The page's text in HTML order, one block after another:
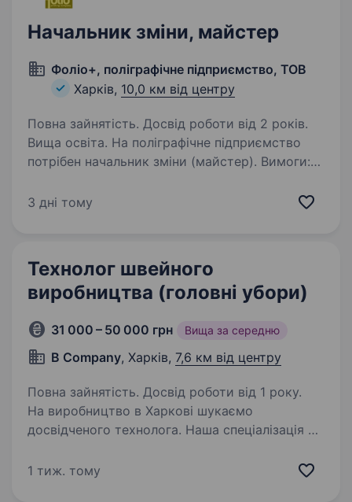
Начальник зміни, майстер
Фоліо+, поліграфічне підприємство, ТОВ
Харків, 10,0 км від центру
Повна зайнятість. Досвід роботи від 2 років.
Вища освіта. На поліграфічне підприємство
потрібен начальник зміни (майстер). Вимоги:
поліграфія). Досвіт роботи на виробництві
3 дні тому
Технолог швейного
виробництва (головні убори)
31 000 – 50 000 грн Вища за середню
B Company, Харків, 7,6 км від центру
Повна зайнятість. Досвід роботи від 1 року.
На виробництво в Харкові шукаємо
досвідченого технолога. Наша спеціалізація —
Потрібен практик, який добре розуміє
1 тиж. тому